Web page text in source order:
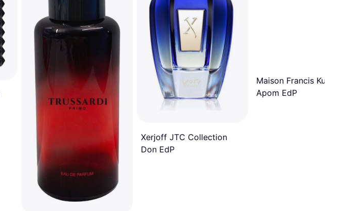
Xerjoff JTC Collection
Don EdP
Maison Francis
Apom EdP